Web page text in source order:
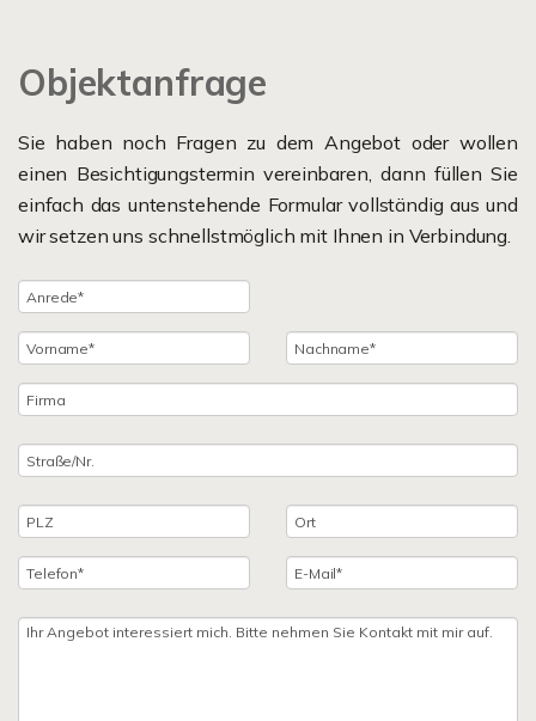
Objektanfrage
Sie haben noch Fragen zu dem Angebot oder wollen
einen Besichtigungstermin vereinbaren, dann füllen Sie
einfach das untenstehende Formular vollständig aus und
wir setzen uns schnellstmöglich mit Ihnen in Verbindung.